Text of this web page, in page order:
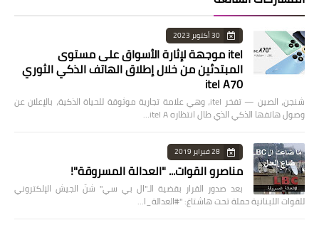
30 أكتوبر 2023
itel موجهة لإثارة الأسواق على مستوى
المبتدئين من خلال إطلاق الهاتف الذكي الثوري
itel A70
شنجن، الصين — تفخر itel، وهي علامة تجارية موثوقة للحياة الذكية، بالإعلان عن
وصول هاتفها الذكي الذي طال انتظاره itel A…
28 فبراير 2019
مناصرو القوات... "العدالة المسروقة"!
بعد صدور القرار بقضية الـ"ال بي سي" شنّ الجيش الإلكتروني
للقوات اللبنانية حملة تحت هاشتاغ: "#العدالة_ا…